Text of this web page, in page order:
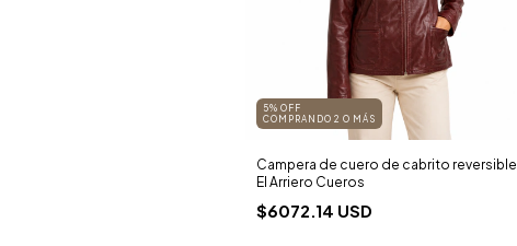
5% OFF
COMPRANDO 2 O MÁS
Campera de cuero de cabrito reversible |
El Arriero Cueros
$6072.14 USD